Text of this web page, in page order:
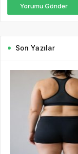
Yorumu Gönder
Son Yazılar